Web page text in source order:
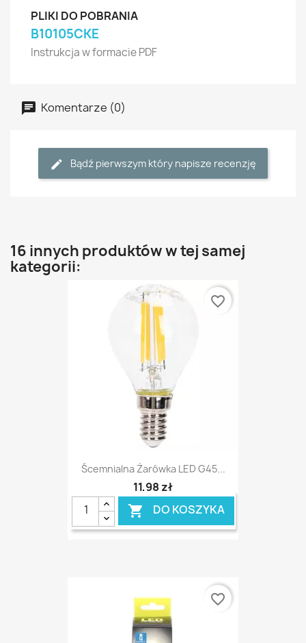
PLIKI DO POBRANIA
B10105CKE
Instrukcja w formacie PDF
Komentarze (0)
Bądź pierwszym który napisze recenzję
16 innych produktów w tej samej
kategorii:
Ścemnialna Żarówka LED G45...
11,98 zł
 DO KOSZYKA
favorite_border
favorite_border